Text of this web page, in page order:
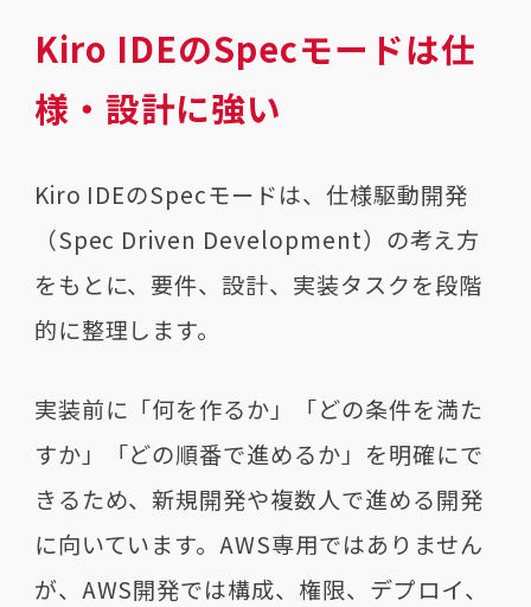
Kiro IDEのSpecモードは仕
様・設計に強い
Kiro IDEのSpecモードは、仕様駆動開発
（Spec Driven Development）の考え方
をもとに、要件、設計、実装タスクを段階
的に整理します。
実装前に「何を作るか」「どの条件を満た
すか」「どの順番で進めるか」を明確にで
きるため、新規開発や複数人で進める開発
に向いています。AWS専用ではありません
が、AWS開発では構成、権限、デプロイ、